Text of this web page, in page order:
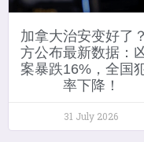
加拿大治安变好了
方公布最新数据：
案暴跌16%，全国
率下降！
31 July 2026